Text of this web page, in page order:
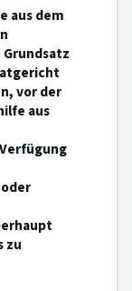
aus dem
vor der
aus
zu